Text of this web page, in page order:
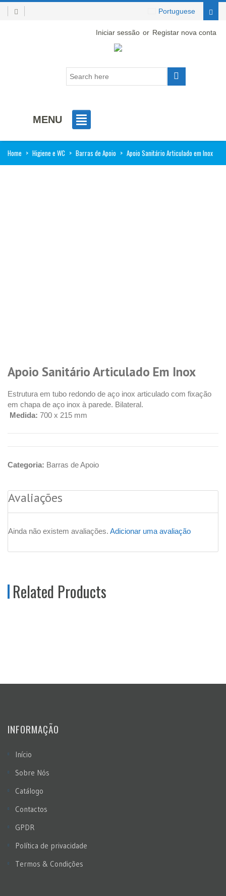
Iniciar sessão or Registar nova conta
Portuguese
MENU
Home > Higiene e WC > Barras de Apoio > Apoio Sanitário Articulado em Inox
Apoio Sanitário Articulado Em Inox
Estrutura em tubo redondo de aço inox articulado com fixação
em chapa de aço inox à parede. Bilateral.
Medida: 700 x 215 mm
Categoria: Barras de Apoio
Avaliações
Ainda não existem avaliações. Adicionar uma avaliação
Related Products
INFORMAÇÃO
Início
Sobre Nós
Catálogo
Contactos
GPDR
Política de privacidade
Termos & Condições